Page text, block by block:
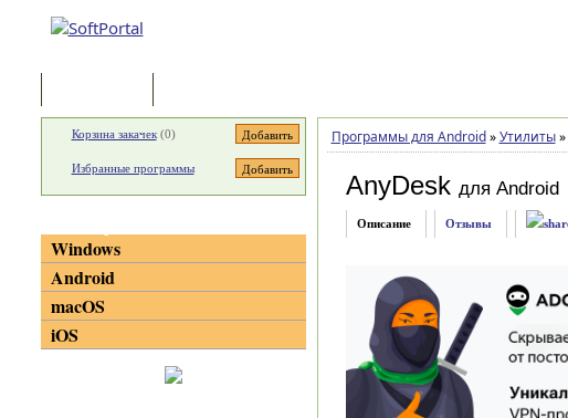
Программы для Android » Утилиты »
AnyDesk для Android
Описание Отзывы
Корзина закачек(0)
Избранные программы
Windows
Android
macOS
iOS